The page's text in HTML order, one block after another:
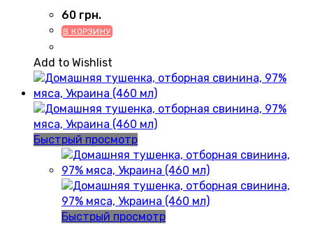
60 грн.
В КОРЗИНУ
Add to Wishlist
Быстрый просмотр
Быстрый просмотр